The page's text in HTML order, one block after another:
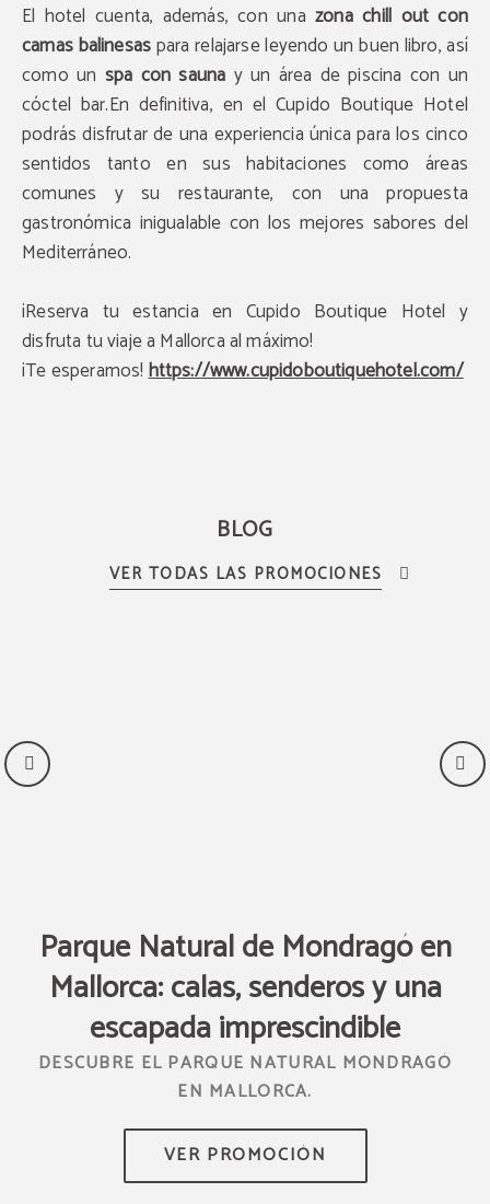
El hotel cuenta, además, con unazona chill out con
camas balinesaspara relajarse leyendo un buen libro, así
como un spa con sauna y un área de piscina con un
cóctel bar.En definitiva, en el Cupido Boutique Hotel
podrás disfrutar de una experiencia única para los cinco
sentidos tanto en sus habitaciones como áreas
comunes y su restaurante, con una propuesta
gastronómica inigualable con los mejores sabores del
Mediterráneo.
¡Reserva tu estancia en Cupido Boutique Hotel y
disfruta tu viaje a Mallorca al máximo!
¡Te esperamos!https://www.cupidoboutiquehotel.com/
BLOG
Parque Natural de Mondragó en
Mallorca: calas, senderos y una
escapada imprescindible
DESCUBRE EL PARQUE NATURAL MONDRAGÓ
EN MALLORCA.